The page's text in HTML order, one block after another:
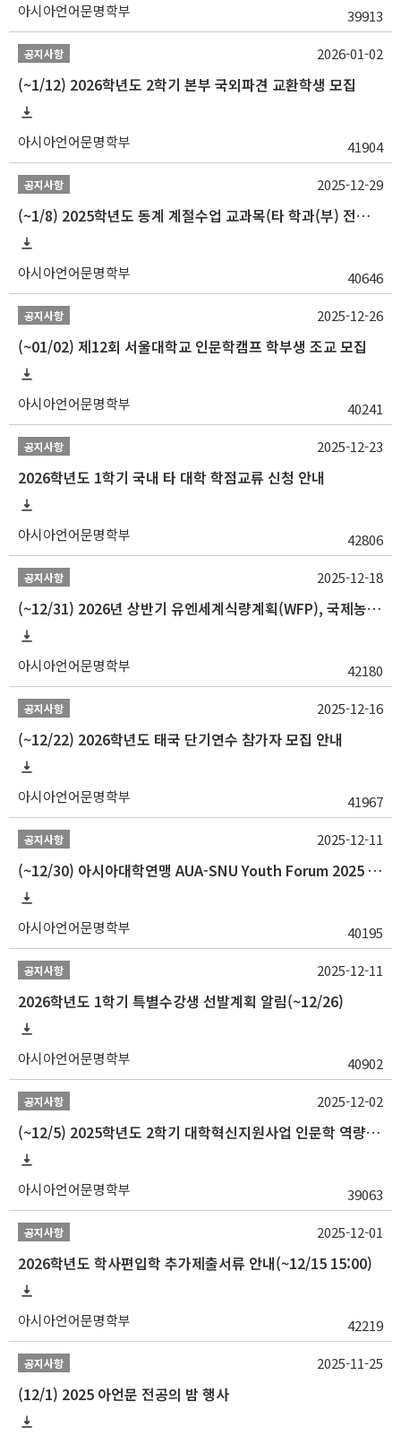
아시아언어문명학부 39913
공지사항
(~1/12) 2026학년도 2학기 본부 국외파견 교환학생 모집
아시아언어문명학부 41904
2026-01-02
공지사항
(~1/8) 2025학년도 동계 계절수업 교과목(타 학과(부) 전공 및 교양) 성적평가방법 선택제 신청 안내
아시아언어문명학부 40646
2025-12-29
공지사항
(~01/02) 제12회 서울대학교 인문학캠프 학부생 조교 모집
아시아언어문명학부 40241
2025-12-26
공지사항
2026학년도 1학기 국내 타 대학 학점교류 신청 안내
아시아언어문명학부 42806
2025-12-23
공지사항
(~12/31) 2026년 상반기 유엔세계식량계획(WFP), 국제농업개발기금(IFAD) 및 유엔아동기금(UNICEF) 인턴십 프로그램 참가자 모집
아시아언어문명학부 42180
2025-12-18
공지사항
(~12/22) 2026학년도 태국 단기연수 참가자 모집 안내
아시아언어문명학부 41967
2025-12-16
공지사항
(~12/30) 아시아대학연맹 AUA-SNU Youth Forum 2025 참가자 선발 안내
아시아언어문명학부 40195
2025-12-11
공지사항
2026학년도 1학기 특별수강생 선발계획 알림(~12/26)
아시아언어문명학부 40902
2025-12-11
공지사항
(~12/5) 2025학년도 2학기 대학혁신지원사업 인문학 역량강화 국제학술대회 참가 경비 지원 안내(2차)
아시아언어문명학부 39063
2025-12-02
공지사항
2026학년도 학사편입학 추가제출서류 안내(~12/15 15:00)
아시아언어문명학부 42219
2025-12-01
공지사항
(12/1) 2025 아언문 전공의 밤 행사
2025-11-25